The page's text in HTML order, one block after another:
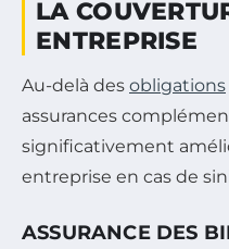
LA
ENTREPRISE
Au-delà des obligations
assurances
significativement
entreprise en cas de
ASSURANCE DES